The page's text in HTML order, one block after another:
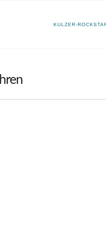
KULZER-